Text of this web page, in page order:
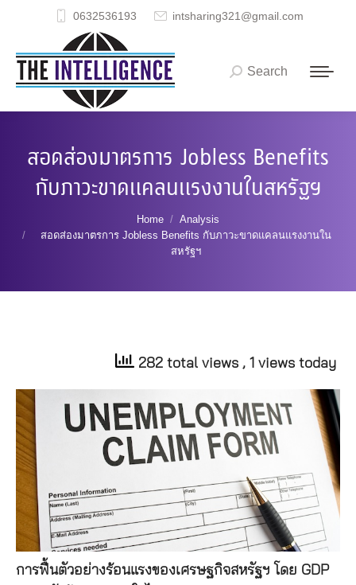
0632536193 intsharing321@gmail.com
Search:
Search
สอดส่องมาตรการ Jobless Benefits
กับภาวะขาดแคลนแรงงานในสหรัฐฯ
Home
Analysis
สอดส่องมาตรการ Jobless Benefits กับภาวะขาดแคลนแรงงานใน
สหรัฐฯ
282 total views , 1 views today
การฟื้นตัวอย่างร้อนแรงของเศรษฐกิจสหรัฐฯ โดย GDP